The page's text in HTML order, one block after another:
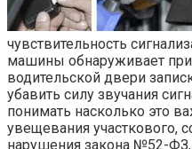
чувствительность
машины обнаруживает
водительской двери
убавить силу звучания
понимать насколько это
увещевания участкового,
нарушения закона №52-ФЗ,